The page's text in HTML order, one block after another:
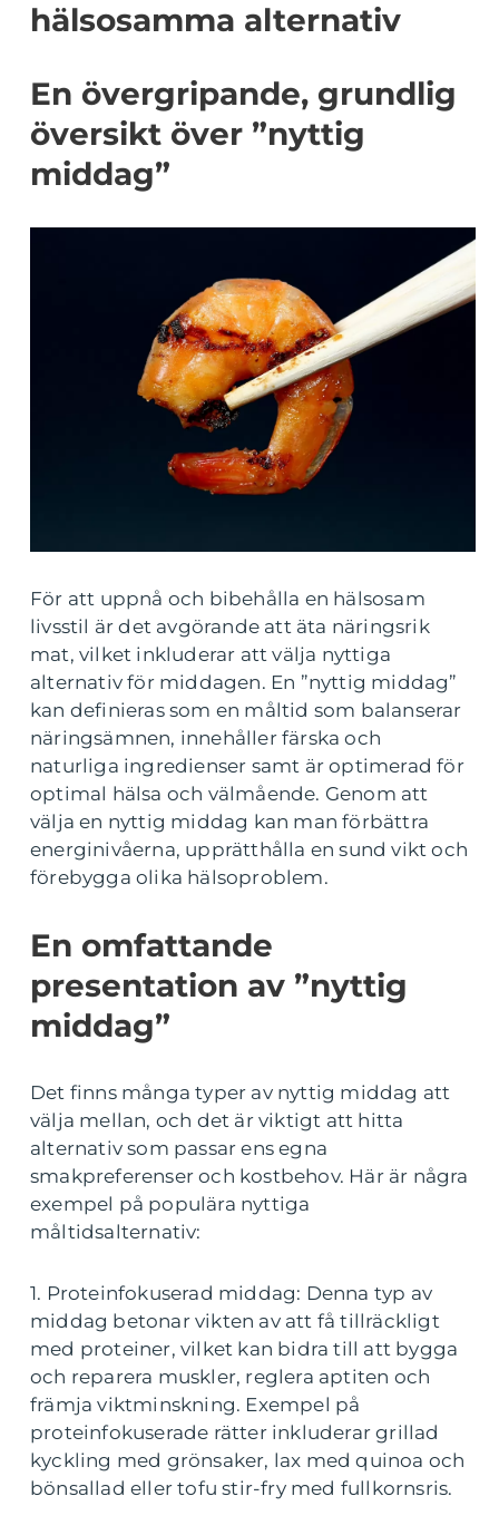
hälsosamma alternativ
En övergripande, grundlig
översikt över ”nyttig
middag”
För att uppnå och bibehålla en hälsosam
livsstil är det avgörande att äta näringsrik
mat, vilket inkluderar att välja nyttiga
alternativ för middagen. En ”nyttig middag”
kan definieras som en måltid som balanserar
näringsämnen, innehåller färska och
naturliga ingredienser samt är optimerad för
optimal hälsa och välmående. Genom att
välja en nyttig middag kan man förbättra
energinivåerna, upprätthålla en sund vikt och
förebygga olika hälsoproblem.
En omfattande
presentation av ”nyttig
middag”
Det finns många typer av nyttig middag att
välja mellan, och det är viktigt att hitta
alternativ som passar ens egna
smakpreferenser och kostbehov. Här är några
exempel på populära nyttiga
måltidsalternativ:
1. Proteinfokuserad middag: Denna typ av
middag betonar vikten av att få tillräckligt
med proteiner, vilket kan bidra till att bygga
och reparera muskler, reglera aptiten och
främja viktminskning. Exempel på
proteinfokuserade rätter inkluderar grillad
kyckling med grönsaker, lax med quinoa och
bönsallad eller tofu stir-fry med fullkornsris.